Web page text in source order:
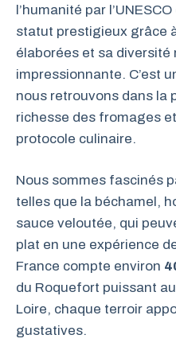
l’humanité par
statut prestigieux grâce
élaborées et sa diversité
impressionnante. C’est
nous retrouvons dans la
richesse des fromages
protocole culinaire.
Nous sommes fascinés
telles que la béchamel,
sauce veloutée, qui
plat en une expérience
France compte environ
du Roquefort puissant
Loire, chaque terroir
gustatives.